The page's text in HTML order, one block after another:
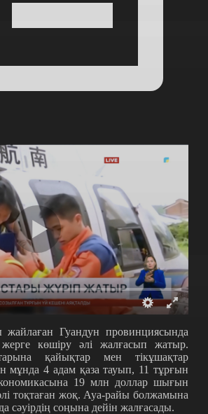
Гуандун провинциясында
жерге көшіру әлі жалғасып жатыр.
қайықтар мен тікұшақтар
мұнда 4 адам қаза тауып, 11 тұрғын
19 млн доллар шығын
тоқтаған жоқ. Ауа-райы болжамына
сәуірдің соңына дейін жалғасады.